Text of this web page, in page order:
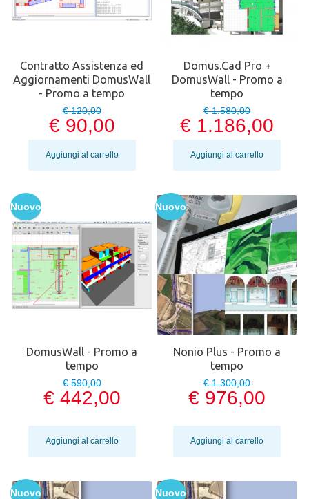
Contratto Assistenza ed
Aggiornamenti DomusWall
- Promo a tempo
€ 120,00
€ 90,00
Aggiungi al carrello
Domus.Cad Pro +
DomusWall - Promo a
tempo
€ 1.580,00
€ 1.186,00
Aggiungi al carrello
Nuovo
DomusWall - Promo a
tempo
€ 590,00
€ 442,00
Aggiungi al carrello
Nuovo
Nonio Plus - Promo a
tempo
€ 1.300,00
€ 976,00
Aggiungi al carrello
Nuovo Nuovo